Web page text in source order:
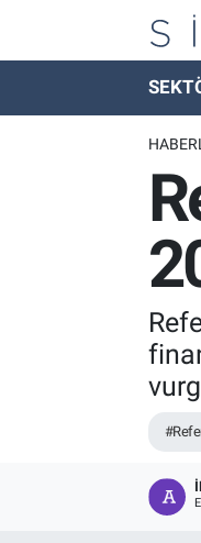
Nöbetçi
Hava Durumu
Namaz Vakitleri
Trafik Durumu
Süper Lig Puan
Tüm Manşetler
Son Dakika
Haber Arşivi